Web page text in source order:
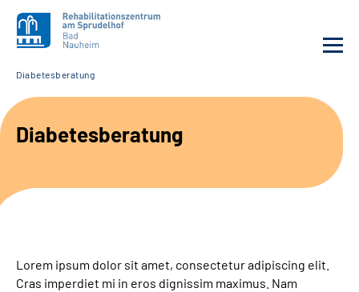
Unsere Klinik
Unsere Angebote
Service
Sozialdienste & Zuweisende
Diabetesberatung
Diabetesberatung
Lorem ipsum dolor sit amet, consectetur adipiscing elit.
Cras imperdiet mi in eros dignissim maximus. Nam